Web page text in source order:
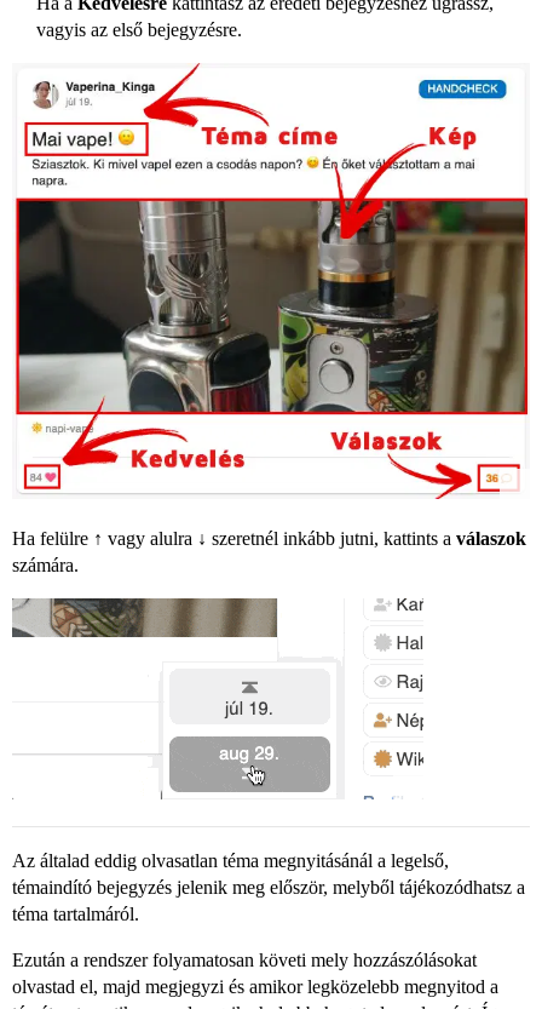
vagyis az első bejegyzésre.
Ha felülre ↑ vagy alulra ↓ szeretnél inkább jutni, kattints a válaszok
számára.
Az általad eddig olvasatlan téma megnyitásánál a legelső,
témaindító bejegyzés jelenik meg először, melyből tájékozódhatsz a
téma tartalmáról.
Ezután a rendszer folyamatosan követi mely hozzászólásokat
olvastad el, majd megjegyzi és amikor legközelebb megnyitod a